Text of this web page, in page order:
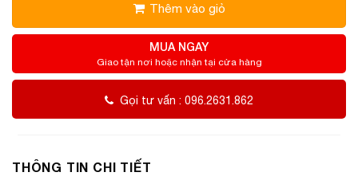
Thêm vào giỏ
MUA NGAY
Giao tận nơi hoặc nhận tại cửa hàng
Gọi tư vấn : 096.2631.862
THÔNG TIN CHI TIẾT